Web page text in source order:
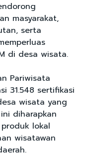
masyarakat,
serta
di desa wisata.
Pariwisata
31.548 sertifikasi
wisata yang
diharapkan
lokal
wisatawan